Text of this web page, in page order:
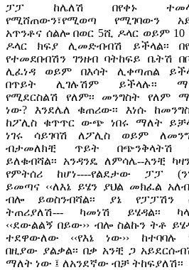
ፓፓ ከሌለሽ በየቀኑ
የሚሸጠውን፣የሚወጣ የሚገባውን
አጥንቶና ሰልሎ በወር 5ሺ ዶላር ወይም 10
ዶላር ክፍያ ሊመድብብሽ ይችላል፡፡
የተመደበብሽን ገንዘብ ባትከፍይ ቤትሽ
ሊፈነዳ ወይም በእሳት ሊቀጣጠል
በጥይት ሊገሉሽም ይችላሉ፡፡
የሚደርስልሽ የለም፡፡ መንግስት የለም
ነው? እንደሌለ ቁጠሪው፡፡ እነሱ
ከፖሊስ ቁጥጥር ውጭ ነበሩ ማለት
ነገሩ ሳይገባሽ ለፖሊስ ወይም
ብታመለክቺ ጥይት በጭንቅላትሽ
ይለቁብሻል፡፡ አንዳንዴ ለምሳሌ--አንቺ
የምትሰሪ ከሆነ----የልደታው ፓፓ
ይመጣና ‹‹ለእኔ ይሄን ያህል መክፈል
ብሎ ይወስንብሻል፡፡ ያኔ የፓፓሽን
ትጠሪያለሽ--- ካመነሽ ይሄዳል፡፡
‹‹ደውልልኝ በይው›› ብሎ ስልኩን ትቶ
ተደዋውለው ‹‹የእኔ ነው›› ከተባባሉ
በዚያው ያልቃል፡፡ በቃ አንቺ ጋ
ማለት ነው ፤ ለአንደኛው ብቻ ትከፍያለሽ፡፡